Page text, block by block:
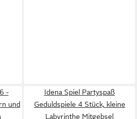
-
und
Idena Spiel Partyspaß
Geduldspiele 4 Stück, kleine
Labyrinthe Mitgebsel